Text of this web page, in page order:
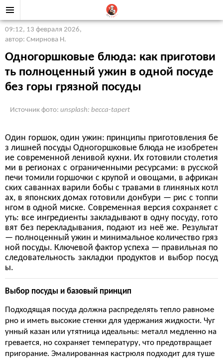
09:12, 13 февраля 2026,
автор: Смирнова Н.
Одногоршковые блюда: как приготови
ть полноценный ужин в одной посуде
без горы грязной посуды
Источник фото: unsplash: becca-tapert
Один горшок, один ужин: принципы приготовления бе
з лишней посуды Одногоршковые блюда не изобретен
ие современной ленивой кухни. Их готовили столетия
ми в регионах с ограниченными ресурсами: в русской
печи томили горшочки с крупой и овощами, в африкан
ских саваннах варили бобы с травами в глиняных котл
ах, в японских домах готовили донбури — рис с топпи
нгом в одной миске. Современная версия сохраняет с
уть: все ингредиенты закладывают в одну посуду, гото
вят без перекладывания, подают из неё же. Результат
— полноценный ужин и минимальное количество гряз
ной посуды. Ключевой фактор успеха — правильная по
следовательность закладки продуктов и выбор посуд
ы.
Выбор посуды и базовый принцип
Подходящая посуда должна распределять тепло равноме
рно и иметь высокие стенки для удержания жидкости. Чуг
унный казан или утятница идеальны: металл медленно на
гревается, но сохраняет температуру, что предотвращает
пригорание. Эмалированная кастрюля подходит для туше